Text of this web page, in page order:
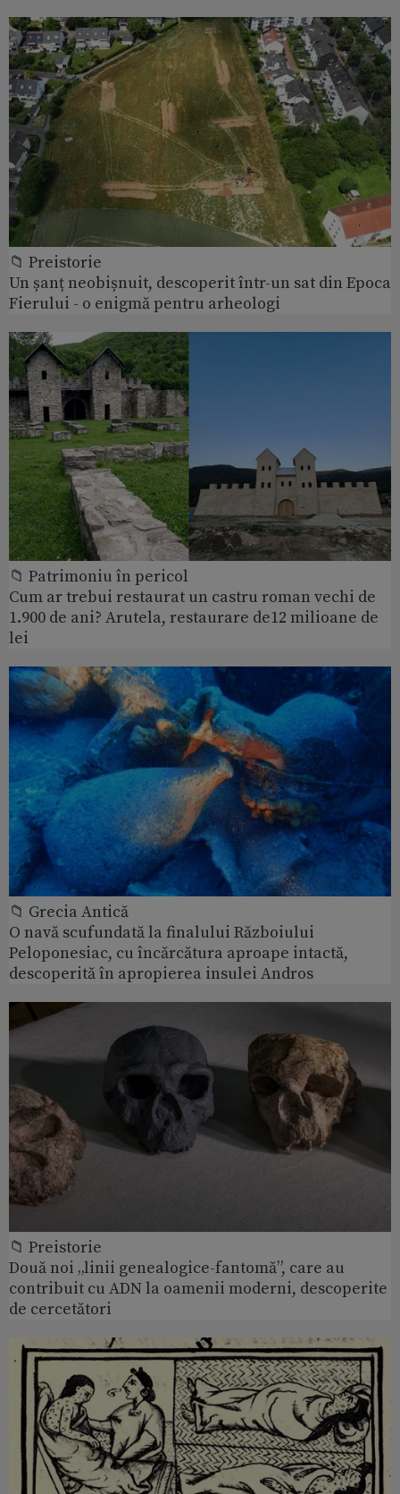
📁 Preistorie
Un șanț neobișnuit, descoperit într-un sat din Epoca
Fierului - o enigmă pentru arheologi
📁 Patrimoniu în pericol
Cum ar trebui restaurat un castru roman vechi de
1.900 de ani? Arutela, restaurare de12 milioane de
lei
📁 Grecia Antică
O navă scufundată la finalului Războiului
Peloponesiac, cu încărcătura aproape intactă,
descoperită în apropierea insulei Andros
📁 Preistorie
Două noi „linii genealogice-fantomă”, care au
contribuit cu ADN la oamenii moderni, descoperite
de cercetători